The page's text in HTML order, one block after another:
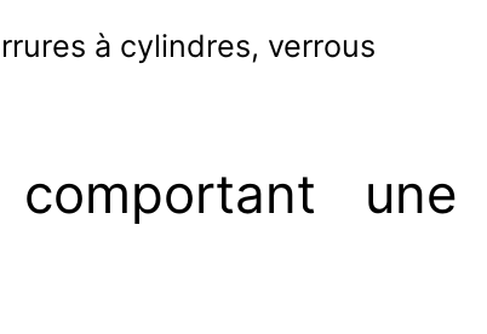
à cylindres, verrous
une